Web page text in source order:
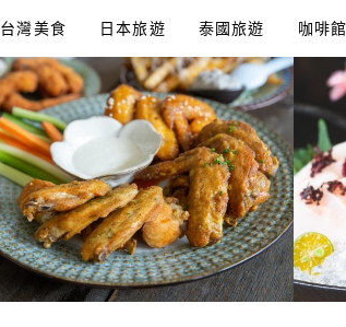
台灣美食 日本旅遊 泰國旅遊 咖啡館